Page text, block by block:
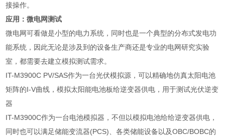
接操作。
应用：微电网测试
微电网可看做是小型的电力系统，同时也是一个典型的分布式发电功
能系统，因此无论是涉及到的设备生产商还是专业的电网研究实验
室，都需要去建立模拟测试需求。
IT-M3900C PV/SAS作为一台光伏模拟源，可以精确地仿真太阳电池
矩阵的I-V曲线，模拟太阳能电池板给逆变器供电，用于测试光伏逆变
器
IT-M3900C作为一台电池模拟器，不但以模拟电池给给逆变器供电，
同时也可以满足储能变流器(PCS) 、各类储能设备以及OBC/BOBC的